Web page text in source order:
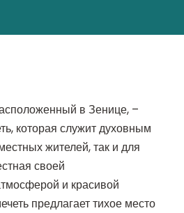
в Зенице, –
которая служит духовным
жителей, так и для
своей
и красивой
предлагает тихое место